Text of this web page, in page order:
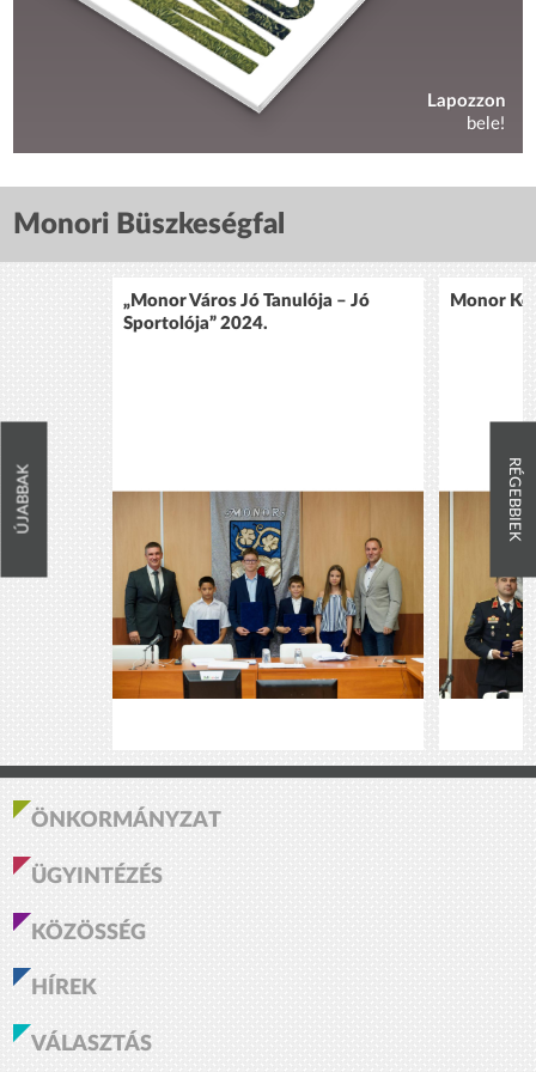
Lapozzon
bele!
Monori Büszkeségfal
ÚJABBAK
„Monor Város Jó Tanulója – Jó
Sportolója” 2024.
Monor
RÉGEBBIEK
ÖNKORMÁNYZAT
ÜGYINTÉZÉS
KÖZÖSSÉG
HÍREK
VÁLASZTÁS